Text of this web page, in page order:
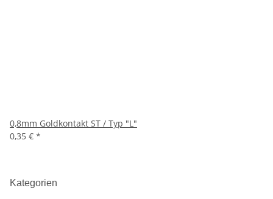
0,8mm Goldkontakt ST / Typ "L"
0,35 € *
Kategorien